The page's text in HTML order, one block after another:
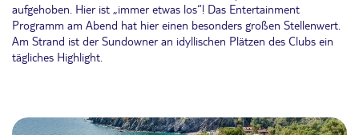
aufgehoben. Hier ist „immer etwas los“! Das Entertainment
Programm am Abend hat hier einen besonders großen Stellenwert.
Am Strand ist der Sundowner an idyllischen Plätzen des Clubs ein
tägliches Highlight.